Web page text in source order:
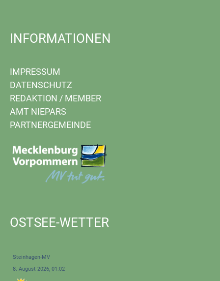
INFORMATIONEN
IMPRESSUM
DATENSCHUTZ
REDAKTION / MEMBER
AMT NIEPARS
PARTNERGEMEINDE
OSTSEE-WETTER
Steinhagen-MV
8. August 2026, 01:02